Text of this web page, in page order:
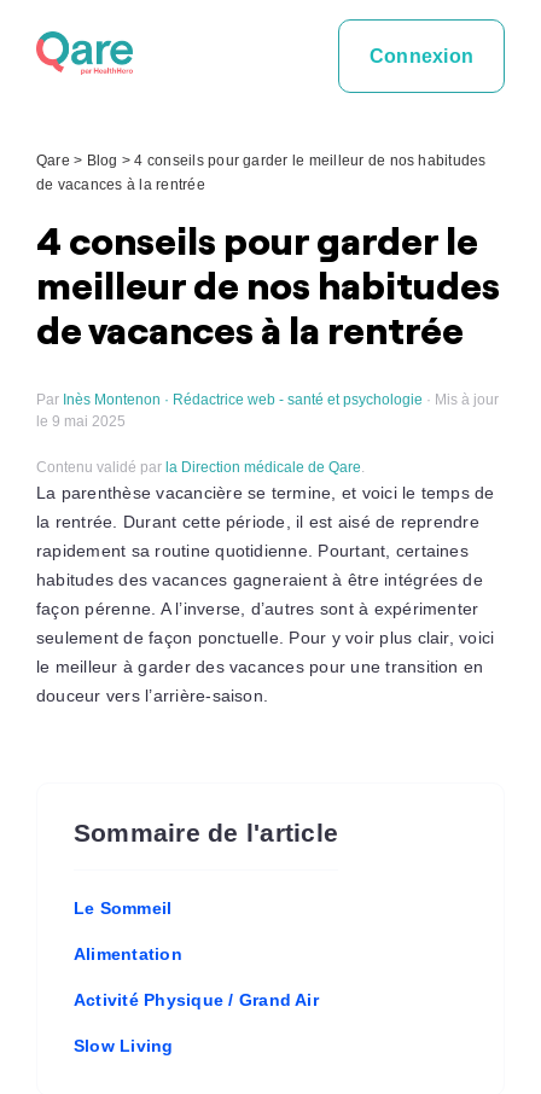
Connexion
Qare > Blog >4 conseils pour garder le meilleur de nos habitudes
de vacances à la rentrée
4 conseils pour garder le
meilleur de nos habitudes
de vacances à la rentrée
Par Inès Montenon · Rédactrice web - santé et psychologie · Mis à jour
le 9 mai 2025
Contenu validé par la Direction médicale de Qare.
La parenthèse vacancière se termine, et voici le temps de
la rentrée. Durant cette période, il est aisé de reprendre
rapidement sa routine quotidienne. Pourtant, certaines
habitudes des vacances gagneraient à être intégrées de
façon pérenne. A l’inverse, d’autres sont à expérimenter
seulement de façon ponctuelle. Pour y voir plus clair, voici
le meilleur à garder des vacances pour une transition en
douceur vers l’arrière-saison.
Sommaire de l'article
Le Sommeil
Alimentation
Activité Physique / Grand Air
Slow Living